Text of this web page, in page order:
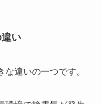
い
違いの一つです。